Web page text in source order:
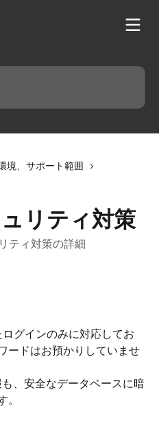
境、サポート範囲
リティ対策
ティ対策の詳細
グインのみに対応してお
ードはお預かりしていませ
、安全なデータベースに暗